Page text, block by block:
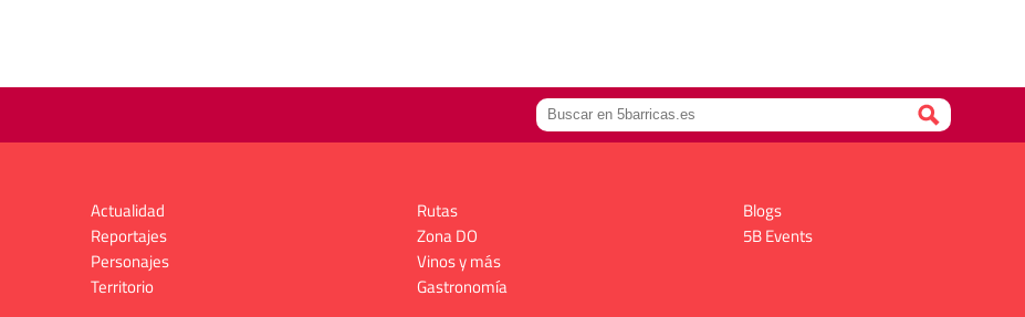
Actualidad
Reportajes
Personajes
Territorio
Rutas
Zona DO
Vinos y más
Gastronomía
Blogs
5B Events